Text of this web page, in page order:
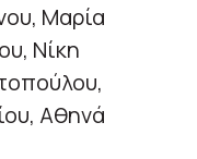
Μαρία
Νίκη
Αθηνά